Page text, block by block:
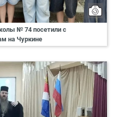
№ 74 посетили с
на Чуркине